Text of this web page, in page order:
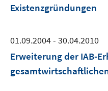
Existenzgründungen
01.09.2004 - 30.04.2010
Erweiterung der IAB-